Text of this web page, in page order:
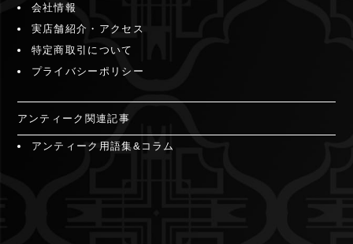
会社情報
実店舗紹介・アクセス
特定商取引について
プライバシーポリシー
アンティーク関連記事
アンティーク用語集&コラム